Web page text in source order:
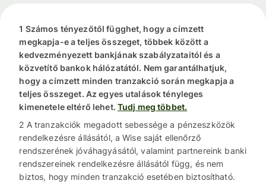
1 Számos tényezőtől függhet, hogy a címzett
megkapja-e a teljes összeget, többek között a
kedvezményezett bankjának szabályzataitól és a
közvetítő bankok hálózatától. Nem garantálhatjuk,
hogy a címzett minden tranzakció során megkapja a
teljes összeget. Az egyes utalások tényleges
kimenetele eltérő lehet. Tudj meg többet.
2 A tranzakciók megadott sebessége a pénzeszközök
rendelkezésre állásától, a Wise saját ellenőrző
rendszerének jóváhagyásától, valamint partnereink banki
rendszereinek rendelkezésre állásától függ, és nem
biztos, hogy minden tranzakció esetében biztosítható.